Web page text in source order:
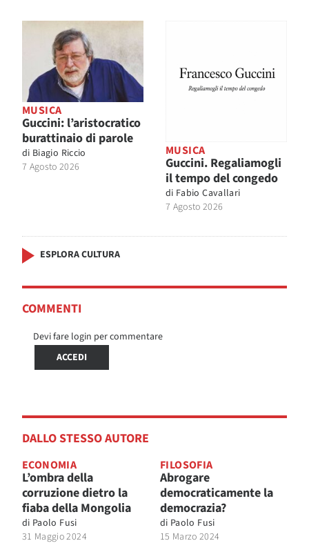
MUSICA
Guccini: l’aristocratico
burattinaio di parole
di Biagio Riccio
7 Agosto 2026
MUSICA
Guccini. Regaliamogli
il tempo del congedo
di Fabio Cavallari
7 Agosto 2026
ESPLORA CULTURA
COMMENTI
Devi fare login per commentare
ACCEDI
DALLO STESSO AUTORE
ECONOMIA
L’ombra della
corruzione dietro la
fiaba della Mongolia
di Paolo Fusi
31 Maggio 2024
FILOSOFIA
Abrogare
democraticamente la
democrazia?
di Paolo Fusi
15 Marzo 2024